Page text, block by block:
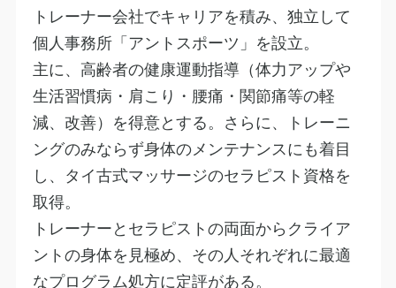
​トレーナー会社でキャリアを積み、独立して
個人事務所「アントスポーツ」を設立。
主に、高齢者の健康運動指導（体力アップや
生活習慣病・肩こり・腰痛・関節痛等の軽
減、改善）を得意とする。さらに、トレーニ
ングのみならず身体のメンテナンスにも着目
し、タイ古式マッサージのセラピスト資格を
取得。
トレーナーとセラピストの両面からクライア
ントの身体を見極め、その人それぞれに最適
なプログラム処方に定評がある。